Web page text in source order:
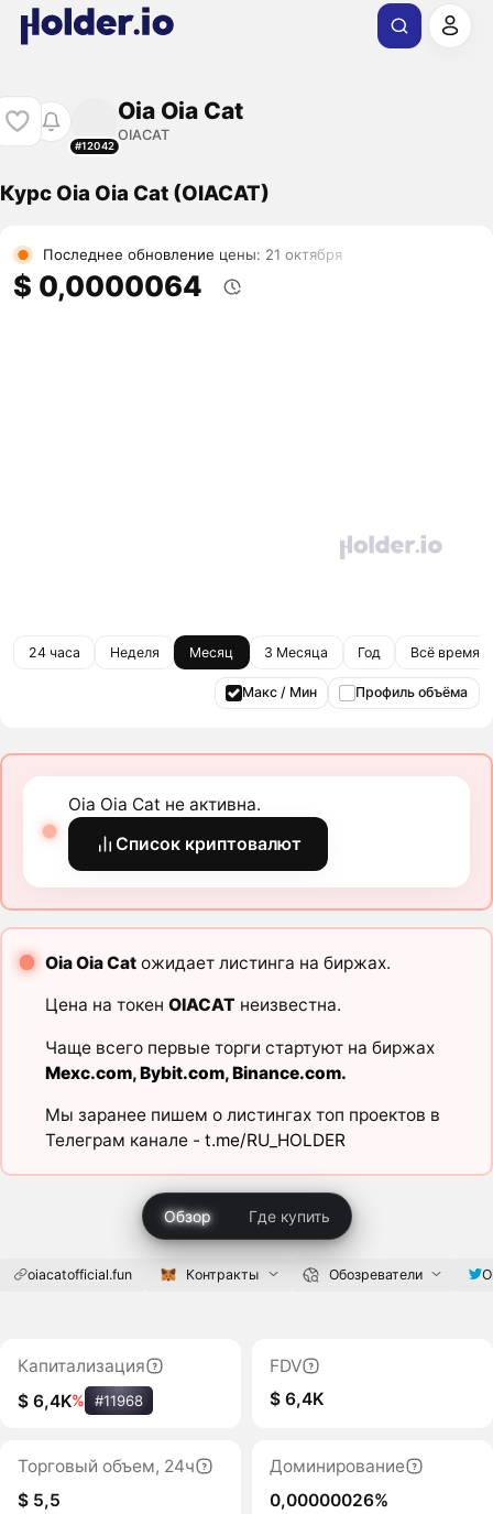
#12042
Oia Oia Cat
OIACAT
Курс Oia Oia Cat (OIACAT)
Последнее обновление цены: 21 октября
$ 0,0000064
24 часа Неделя Месяц 3 Месяца Год Всё время
Макс / Мин Профиль объёма
Oia Oia Cat не активна.
Список криптовалют
Oia Oia Catожидает листинга на биржах.
Цена на токен OIACAT неизвестна.
Чаще всего первые торги стартуют на биржах
Mexc.com,Bybit.com,Binance.com.
Мы заранее пишем о листингах топ проектов в
Телеграм канале - t.me/RU_HOLDER
Обзор Где купить
oiacatofficial.fun Контракты Обозреватели
Капитализация
$ 6,4K% #11968
FDV
$ 6,4K
Торговый объем, 24ч
$ 5,5
Доминирование
0,00000026%